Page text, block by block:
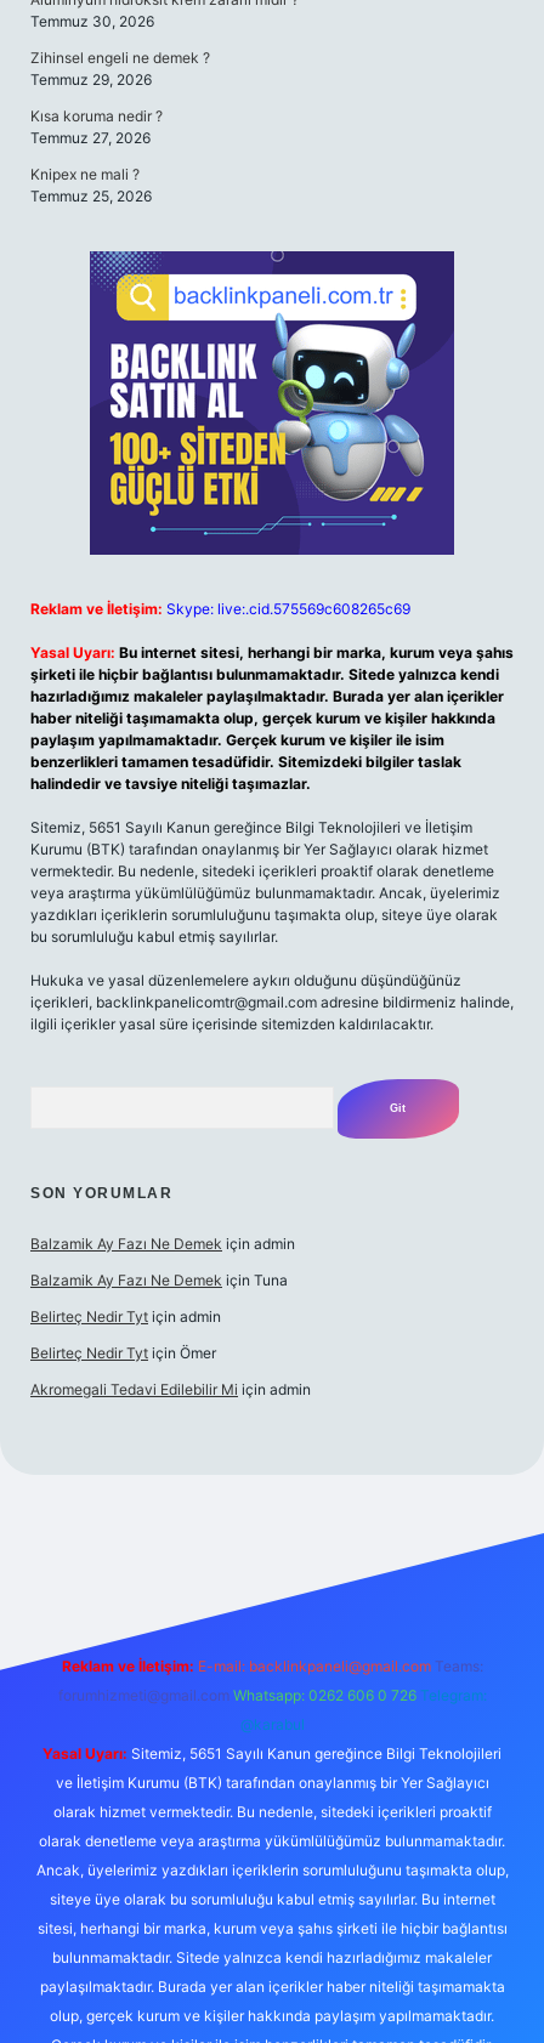
Temmuz 30, 2026
Zihinsel engeli ne demek ?
Temmuz 29, 2026
Kısa koruma nedir ?
Temmuz 27, 2026
Knipex ne mali ?
Temmuz 25, 2026
Reklam ve İletişim: Skype: live:.cid.575569c608265c69
Yasal Uyarı: Bu internet sitesi, herhangi bir marka, kurum veya şahıs
şirketi ile hiçbir bağlantısı bulunmamaktadır. Sitede yalnızca kendi
hazırladığımız makaleler paylaşılmaktadır. Burada yer alan içerikler
haber niteliği taşımamakta olup, gerçek kurum ve kişiler hakkında
paylaşım yapılmamaktadır. Gerçek kurum ve kişiler ile isim
benzerlikleri tamamen tesadüfidir. Sitemizdeki bilgiler taslak
halindedir ve tavsiye niteliği taşımazlar.
Sitemiz, 5651 Sayılı Kanun gereğince Bilgi Teknolojileri ve İletişim
Kurumu (BTK) tarafından onaylanmış bir Yer Sağlayıcı olarak hizmet
vermektedir. Bu nedenle, sitedeki içerikleri proaktif olarak denetleme
veya araştırma yükümlülüğümüz bulunmamaktadır. Ancak, üyelerimiz
yazdıkları içeriklerin sorumluluğunu taşımakta olup, siteye üye olarak
bu sorumluluğu kabul etmiş sayılırlar.
Hukuka ve yasal düzenlemelere aykırı olduğunu düşündüğünüz
içerikleri, backlinkpanelicomtr@gmail.com adresine bildirmeniz halinde,
ilgili içerikler yasal süre içerisinde sitemizden kaldırılacaktır.
SON YORUMLAR
Balzamik Ay Fazı Ne Demek için admin
Balzamik Ay Fazı Ne Demek için Tuna
Belirteç Nedir Tyt için admin
Belirteç Nedir Tyt için Ömer
Akromegali Tedavi Edilebilir Mi için admin
Reklam ve İletişim: E-mail: backlinkpaneli@gmail.com Teams:
forumhizmeti@gmail.com Whatsapp: 0262 606 0 726 Telegram:
@karabul
Yasal Uyarı: Sitemiz, 5651 Sayılı Kanun gereğince Bilgi Teknolojileri
ve İletişim Kurumu (BTK) tarafından onaylanmış bir Yer Sağlayıcı
olarak hizmet vermektedir. Bu nedenle, sitedeki içerikleri proaktif
olarak denetleme veya araştırma yükümlülüğümüz bulunmamaktadır.
Ancak, üyelerimiz yazdıkları içeriklerin sorumluluğunu taşımakta olup,
siteye üye olarak bu sorumluluğu kabul etmiş sayılırlar. Bu internet
sitesi, herhangi bir marka, kurum veya şahıs şirketi ile hiçbir bağlantısı
bulunmamaktadır. Sitede yalnızca kendi hazırladığımız makaleler
paylaşılmaktadır. Burada yer alan içerikler haber niteliği taşımamakta
olup, gerçek kurum ve kişiler hakkında paylaşım yapılmamaktadır.